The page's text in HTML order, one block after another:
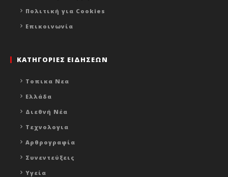
Πολιτική για Cookies
Επικοινωνία
ΚΑΤΗΓΟΡΙΕΣ ΕΙΔΗΣΕΩΝ
Τοπικα Νεα
Ελλάδα
Διεθνή Νέα
Τεχνολογια
Αρθρογραφία
Συνεντεύξεις
Υγεία